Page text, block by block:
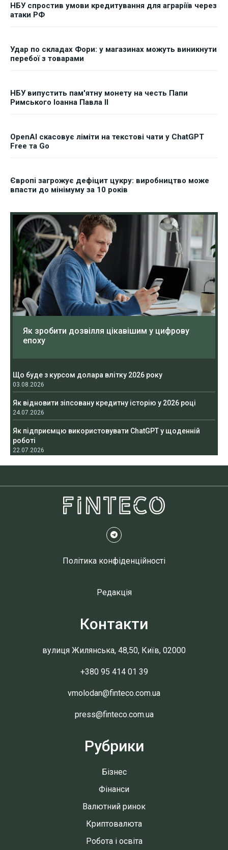
НБУ спростив умови кредитування для аграріїв через
атаки РФ
Удар по складах Фори: у магазинах можуть виникнути
перебої з товарами
НБУ випустить пам'ятну монету на честь Папи
Римського Іоанна Павла II
OpenAI скасовує ліміти на текстові чати у ChatGPT
Free та Go
Європі загрожує дефіцит цукру: виробництво може
впасти до мінімуму за 10 років
Як зробити дозвілля цікавішим у цифрову
епоху
Що буде з курсом долара влітку 2026 року
03.08.2026
Як відновити зіпсовану кредитну історію у 2026 році
24.07.2026
Як підприємцю використовувати ChatGPT у щоденній
роботі
22.07.2026
Політика конфіденційності
Редакція
Контакти
вулиця Жилянська, 48,50, Київ, 02000
+380 95 414 01 39
vmolodan@finteco.com.ua
press@finteco.com.ua
Рубрики
Бізнес
Фінанси
Валютний ринок
Криптовалюта
Робота і освіта